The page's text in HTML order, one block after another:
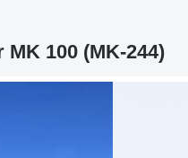
MK 100 (MK-244)